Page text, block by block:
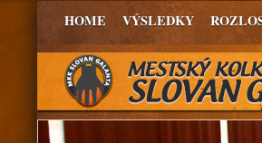
HOME VÝSLEDKY